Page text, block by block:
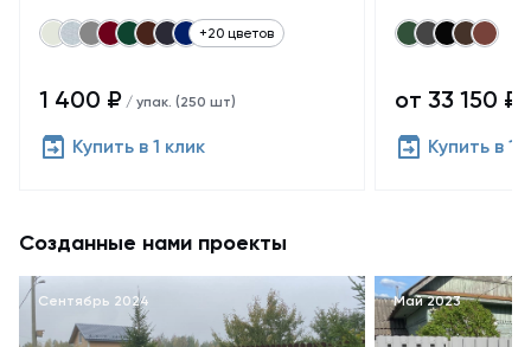
+20 цветов
1 400 ₽ / упак. (250 шт)
Купить в 1 клик
от 33 150 ₽
Купить в 1
Созданные нами проекты
Сентябрь 2024 Май 2023